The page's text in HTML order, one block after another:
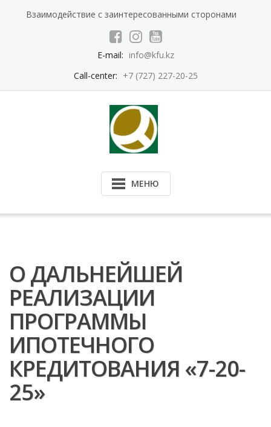
Взаимодействие с заинтересованными сторонами
E-mail: info@kfu.kz
Call-center: +7 (727) 227-20-25
МЕНЮ
О ДАЛЬНЕЙШЕЙ
РЕАЛИЗАЦИИ
ПРОГРАММЫ
ИПОТЕЧНОГО
КРЕДИТОВАНИЯ «7-20-
25»